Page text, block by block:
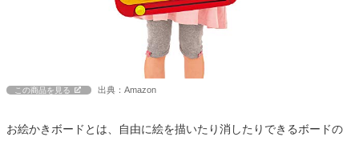
この商品を見る 出典：Amazon
お絵かきボードとは、自由に絵を描いたり消したりできるボードの